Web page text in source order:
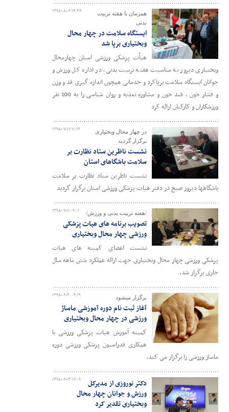
۱۳۹۸-۰۸-۰۲ ۱۴:۳۴
همزمان با هفته تربیت
بدنی
ایستگاه سلامت در چهار محال
وبختیاری برپا شد
هیأت پزشکی ورزشی استان چهارمحال
وبختیاری دیروز به مناسبت هفته تربیت بدنی، در اداره کل ورزش و
جوانان ایستگاه سلامت برپاکرد و خدماتی همچون اندازه گیری قد و وزن
و فشار خون ، قند خون و مشاوره تغذیه و روان شناسی را به 100 نفر
ورزشکاران و کارکنان ارائه کرد
۱۳۹۸-۰۷-۱۷ ۱۱:۱۳
در چهار محال وبختیاری
برگزار گردید
نشست ناظرین ستاد نظارت بر
سلامت باشگاهای استان
نشست ناظرین ستاد نظارت بر سلامت
باشگاهها دیروز صبح در دفتر هیات پزشکی ورزشی استان برگزار گردید
۱۳۹۸-۰۷-۱۱ ۰۹:۰۱ /هفته تربیت بدنی و ورزش/
تصویب برنامه های هیات پزشکی
ورزشی چهار محال وبختیاری
نشست اعضای کمیته های هیات
پزشکی ورزشی چهار محال وبختیاری جهت ارائه عملکرد شش ماهه سال
جاری برگزار شد.
۱۳۹۸-۰۶-۳۰ ۰۹:۱۹ برگزار میشود
آغاز ثبت نام دوره آموزشی ماساژ
ورزشی در چهار محال وبختیاری
کمیته آموزش هیات پزشکی ورزشی با
همکاری فدراسیون پزشکی ورزشی دوره
ماساژ ورزشی را برگزار می کند.
۱۳۹۸-۰۶-۱۳ ۱۶:۰۹
دکتر نوروزی از مدیرکل
ورزش و جوانان چهار محال
وبختیاری تقدیر کرد